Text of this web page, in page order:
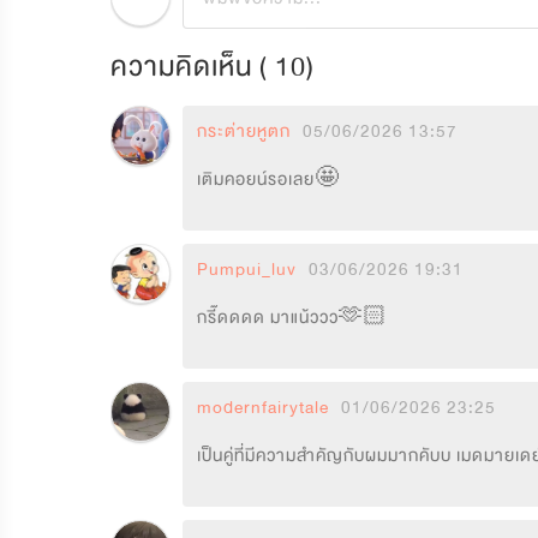
ความคิดเห็น ( 10)
กระต่ายหูตก 05/06/2026 13:57
เติมคอยน์รอเลย🤩
Pumpui_luv 03/06/2026 19:31
กรี๊ดดดด มาแน้ววว🫶🏻
modernfairytale 01/06/2026 23:25
เป็นคู่ที่มีความสำคัญกับผมมากคับบ เมดมาย